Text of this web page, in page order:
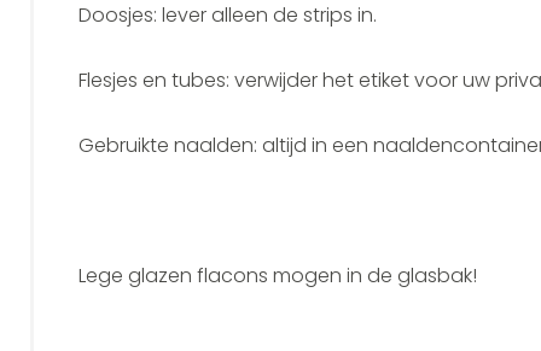
Doosjes: lever alleen de strips in.
Flesjes en tubes: verwijder het etiket voor uw
Gebruikte naalden: altijd in een
Lege glazen flacons mogen in de glasbak!